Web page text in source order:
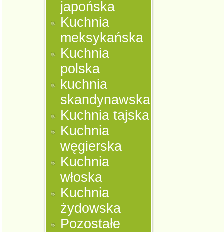
japońska
Kuchnia
meksykańska
Kuchnia
polska
kuchnia
skandynawska
Kuchnia tajska
Kuchnia
węgierska
Kuchnia
włoska
Kuchnia
żydowska
Pozostałe